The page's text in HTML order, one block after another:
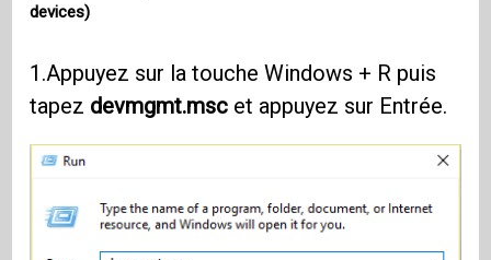
devices)
1.Appuyez sur la touche Windows + R puis
tapez devmgmt.msc et appuyez sur Entrée.